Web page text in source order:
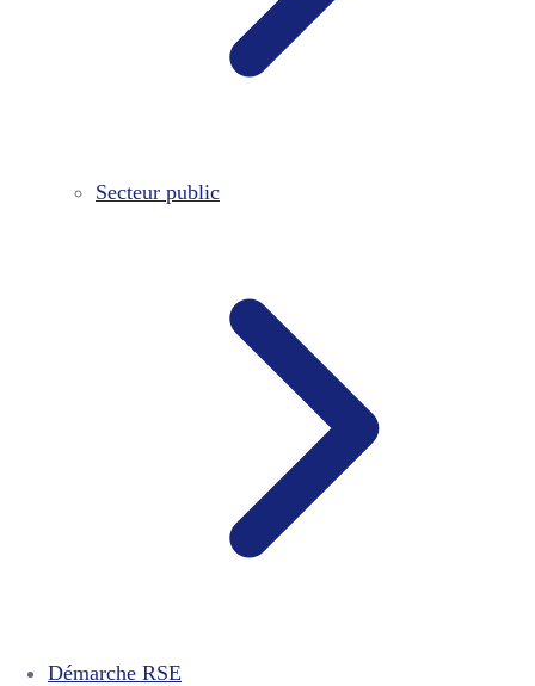
Secteur public
Démarche RSE